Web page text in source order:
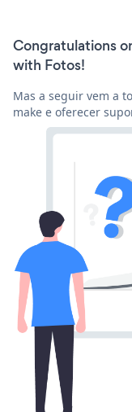
Congratulations
with Fotos!
Mas a seguir vem a
make e oferecer